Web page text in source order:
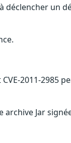
un
CVE-2011-
Jar